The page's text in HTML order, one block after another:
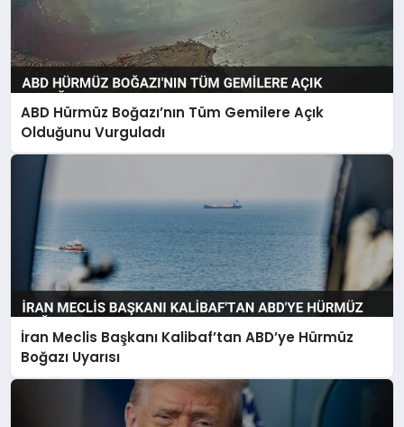
ABD Hürmüz Boğazı’nın Tüm Gemilere Açık
Olduğunu Vurguladı
İran Meclis Başkanı Kalibaf’tan ABD’ye Hürmüz
Boğazı Uyarısı